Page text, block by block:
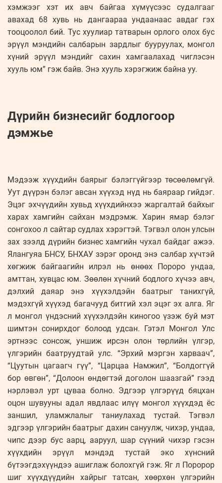
хэмжээг хэт их авч байгаа хүмүүсээс судалгааг
авахад 68 хувь нь дангаараа ундаанаас авдаг гэх
тооцоолол бий. Тус хуулиар татварын орлого олох бус
эрүүл мэндийн салбарын зардлыг бууруулах, монгол
хүний эрүүл мэндийг сахин хамгаалахад чиглэсэн
хууль юм” гэж байв. Энэ хууль хэрэгжиж байна уу.
Дүрийн бизнесийг бодлогоор
дэмжье
Мэдээж хүүхдийн баярыг бэлэггүйгээр төсөөлөмгүй.
Уут дүүрэн бэлэг авсан хүүхэд нүд нь баяраар гийдэг.
Эцэг эхчүүдийн хувьд хүүхдийнхээ жаргалтай байхыг
харах хамгийн сайхан мэдрэмж. Харин ямар бэлэг
сонгохоо л сайтар судлах хэрэгтэй. Тэгвэл олон улсын
зах зээлд дүрийн бизнес хамгийн чухал байдаг ажээ.
Ялангуяа БНСУ, БНХАУ зэрэг оронд энэ салбар хүчтэй
хөгжиж байгаагийн илрэл нь өнөөх Пороро ундаа,
амттан, хувцас юм. Зөөлөн хүчний бодлого хүчээ авч,
дэлхий даяар энэ хүүхэлдэйн баатрыг танихгүй,
мэдэхгүй хүүхэд багачууд битгий хэл эцэг эх алга. Яг
л монгол үндэсний хүүхэлдэйн киногоо үзэж буй мэт
шимтэн сонирхдог болоод удсан. Гэтэл Монгол Улс
эртнээс сонсож, уншиж ирсэн олон төрлийн үлгэр,
үлгэрийн баатруудтай улс. “Эрхий мэргэн харваач”,
“Цуутын цагаагч гүү”, “Царцаа Намжил”, “Болдоггүй
бор өвгөн”, “Долоон өндөгтэй доголон шаазгай” гээд
нэрлэвэл урт цуваа болно. Эдгээр үлгэрүүд бяцхан
оцон шувууны адал явдлаас илүү монгол хүүхдэд ёс
заншил, уламжлалыг таниулахад тустай. Тэгвэл
эдгээр үлгэрийн баатрыг дахин сануулж, чихэр, ундаа,
чипс дээр бус аарц, ааруул, шар сүүний чихэр гэсэн
хүүхдийн эрүүл мэндэд тустай эко хүнсний
бүтээгдэхүүндээ ашиглаж болохгүй гэж. Яг л Поророр
шиг хүүхдүүдийн хайрыг татсан, хөөрхөн үлгэрийн